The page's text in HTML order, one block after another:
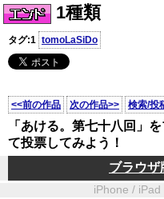
1種類
タグ:1 tomoLaSiDo
<<前の作品 次の作品>> 検索/投
「あける。第七十八回」
て投票してみよう！
ブラウザ
iPhone / iPad